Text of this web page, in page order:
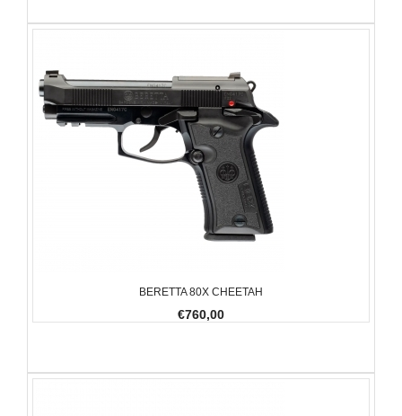
BERETTA 80X CHEETAH
€760,00